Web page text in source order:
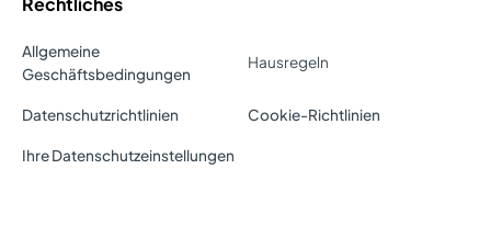
Allgemeine
Geschäftsbedingungen
Hausregeln
Datenschutzrichtlinien Cookie-Richtlinien
Ihre Datenschutzeinstellungen